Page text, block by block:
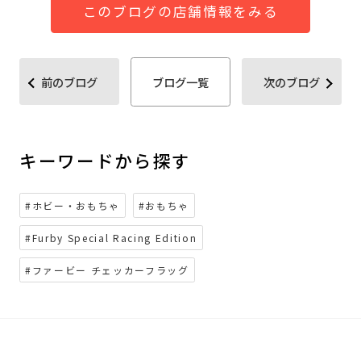
このブログの店舗情報をみる
前のブログ ブログ一覧 次のブログ
キーワードから探す
#ホビー・おもちゃ #おもちゃ
#Furby Special Racing Edition
#ファービー チェッカーフラッグ